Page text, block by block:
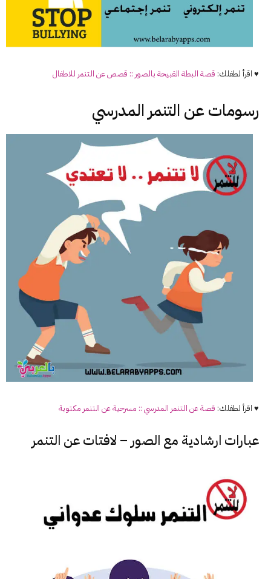
♥ اقرأ لطفلك: قصة البطة القبيحة بالصور :: قصص عن التنمر للاطفال
رسومات عن التنمر المدرسي
♥ اقرأ لطفلك: قصة عن التنمر المدرسي :: مسرحية عن التنمر مكتوبة
عبارات ارشادية مع الصور – لافتات عن التنمر